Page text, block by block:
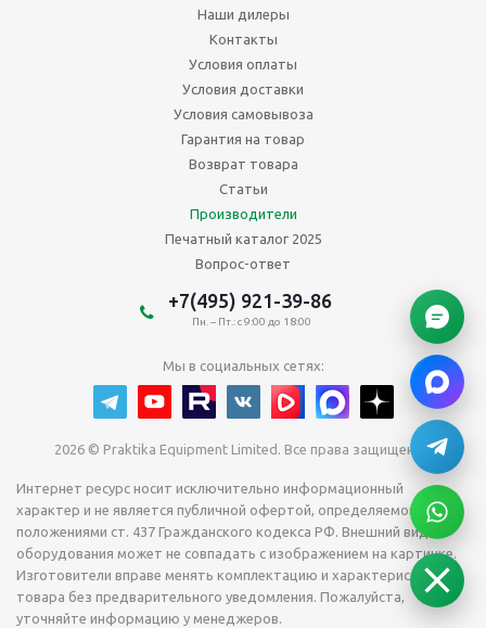
Наши дилеры
Контакты
Условия оплаты
Условия доставки
Условия самовывоза
Гарантия на товар
Возврат товара
Статьи
Производители
Печатный каталог 2025
Вопрос-ответ
+7(495) 921-39-86
Пн. – Пт.: с 9:00 до 18:00
Мы в социальных сетях:
2026 © Praktika Equipment Limited. Все права защищены.
Интернет ресурс носит исключительно информационный
характер и не является публичной офертой, определяемой
положениями ст. 437 Гражданского кодекса РФ. Внешний вид
оборудования может не совпадать с изображением на картинке.
Изготовители вправе менять комплектацию и характеристики
товара без предварительного уведомления. Пожалуйста,
уточняйте информацию у менеджеров.